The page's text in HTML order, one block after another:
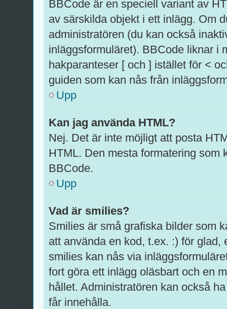
BBCode är en speciell variant av
av särskilda objekt i ett inlägg. Om
administratören (du kan också
inläggsformuläret). BBCode liknar i
hakparanteser [ och ] istället för <
guiden som kan nås från
Upp
Kan jag använda HTML?
Nej. Det är inte möjligt att posta
HTML. Den mesta formatering som
BBCode.
Upp
Vad är smilies?
Smilies är små grafiska bilder som
att använda en kod, t.ex. :) för
smilies kan nås via
fort göra ett inlägg oläsbart och en
hållet. Administratören kan också
får innehålla.